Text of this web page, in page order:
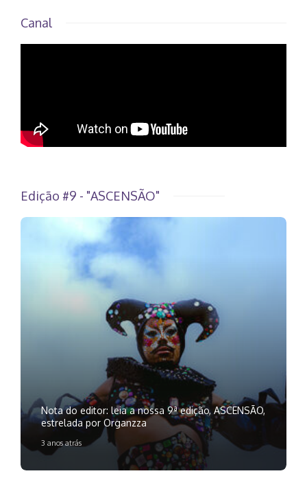
Canal
Edição #9 - "ASCENSÃO"
Nota do editor: leia a nossa 9ª edição, ASCENSÃO,
estrelada por Organzza
3 anos atrás